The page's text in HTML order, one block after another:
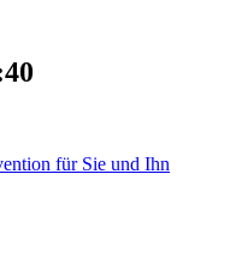
für Sie und Ihn